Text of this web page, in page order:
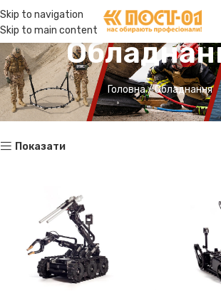
Skip to navigation
Skip to main content
Головна Обладнання
Показати